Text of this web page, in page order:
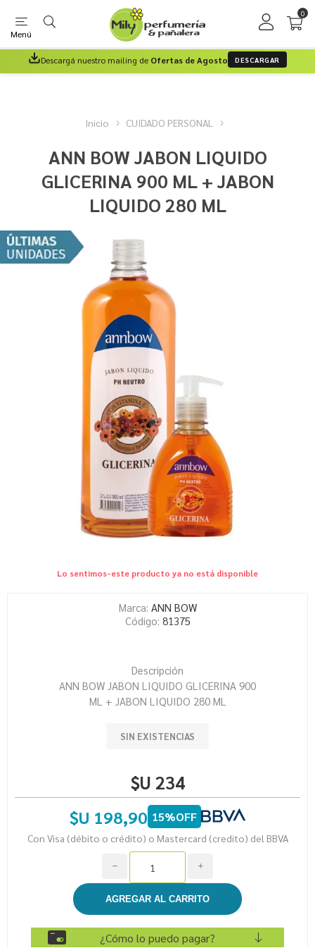
Menú
0
Descargá nuestro mailing de Ofertas de Agosto DESCARGAR
Inicio CUIDADO PERSONAL
ANN BOW JABON LIQUIDO
GLICERINA 900 ML + JABON
LIQUIDO 280 ML
Lo sentimos-este producto ya no está disponible
Marca: ANN BOW
Código: 81375
Descripción
ANN BOW JABON LIQUIDO GLICERINA 900
ML + JABON LIQUIDO 280 ML
SIN EXISTENCIAS
$U 234
$U 198,90 15%OFF
Con Visa (débito o crédito) o Mastercard (credito) del BBVA
i
h
¿Cómo lo puedo pagar?